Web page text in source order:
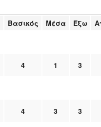
Βασικός Μέσα Έξω
4 1 3
4 3 3